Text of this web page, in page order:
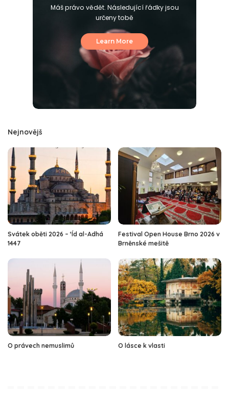
Máš právo vědět. Následující řádky jsou
určeny tobě
Learn More
Nejnovějš
Svátek oběti 2026 – ‘Íd al-Adhá
1447
Festival Open House Brno 2026 v
Brněnské mešitě
O právech nemuslimů O lásce k vlasti